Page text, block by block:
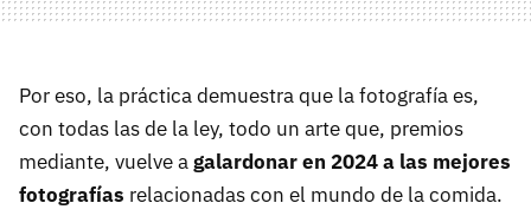
Por eso, la práctica demuestra que la fotografía es,
con todas las de la ley, todo un arte que, premios
mediante, vuelve agalardonar en 2024 a las mejores
fotografías relacionadas con el mundo de la comida.